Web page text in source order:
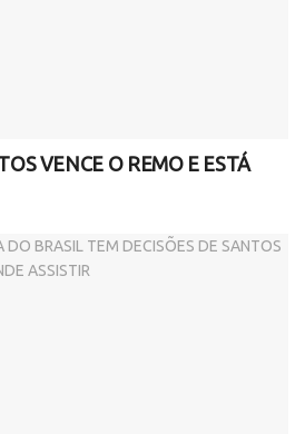
VENCE O REMO E ESTÁ